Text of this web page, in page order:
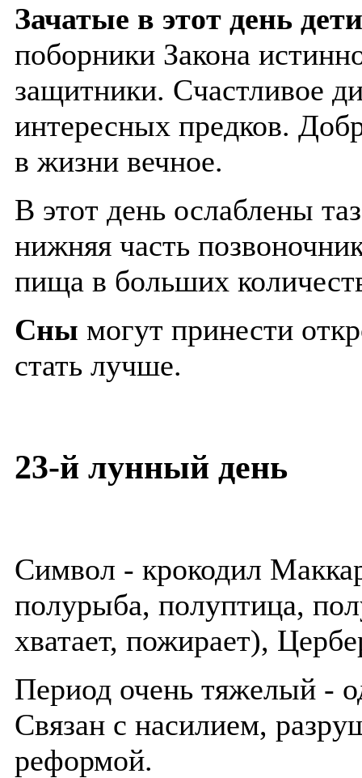
Зачатые в этот день
поборники Закона
защитники. Счастливое
интересных предков.
в жизни вечное.
В этот день ослаблены
нижняя часть
пища в больших
Сны могут принести
стать лучше.
23-й лунный день
Символ - крокодил
полурыба, полуптица,
хватает, пожирает),
Период очень тяжелый -
Связан с насилием,
реформой.